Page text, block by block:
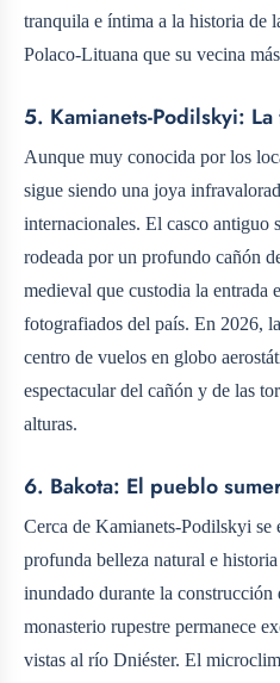
tranquila e íntima a la historia de
Polaco-Lituana que su vecina
5. Kamianets-Podilskyi:
Aunque muy conocida por los
sigue siendo una joya
internacionales. El casco antiguo
rodeada por un profundo cañón
medieval que custodia la entrada
fotografiados del país. En 2026,
centro de vuelos en globo
espectacular del cañón y de las
alturas.
6. Bakota: El pueblo
Cerca de Kamianets-Podilskyi se
profunda belleza natural e
inundado durante la construcción
monasterio rupestre permanece
vistas al río Dniéster. El